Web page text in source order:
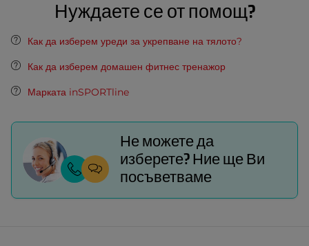
Нуждаете се от помощ?
Как да изберем уреди за укрепване на тялото?
Как да изберем домашен фитнес тренажор
Марката inSPORTline
Не можете да
изберете? Ние ще Ви
посъветваме